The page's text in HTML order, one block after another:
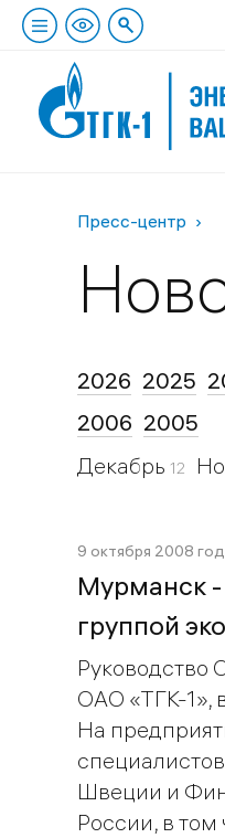
Пресс-центр
2026 2025
Декабрь 12
2006 2005
9 октября 2008
Мурманск
группой
Руководство
ОАО «ТГК-1»,
На
Швеции и
России, в